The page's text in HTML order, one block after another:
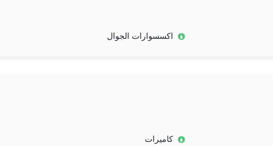
اكسسوارات الجوال
كاميرات